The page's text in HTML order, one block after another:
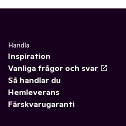
Handla
Inspiration
Vanliga frågor och svar
Så handlar du
Hemleverans
Färskvarugaranti